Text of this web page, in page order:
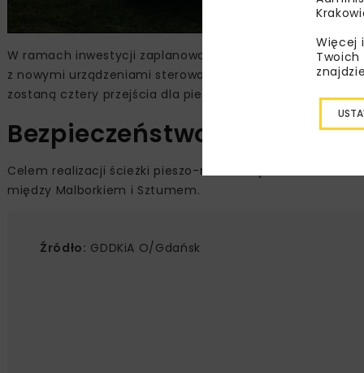
W ramach inwestycji zaplanowano m.in. budowę kanału
z nowymi urządzeniami sterowania ruchem, a także
zostaną cztery przejścia dla pieszych i powstanie pięć
Bezpieczeństwo jako cel
Celem realizacji ścieżki pieszo-rowerowej Malbork –
między Malborkiem i Sztumem.
Źródło: GDDKiA O/Gdańsk
Więcej